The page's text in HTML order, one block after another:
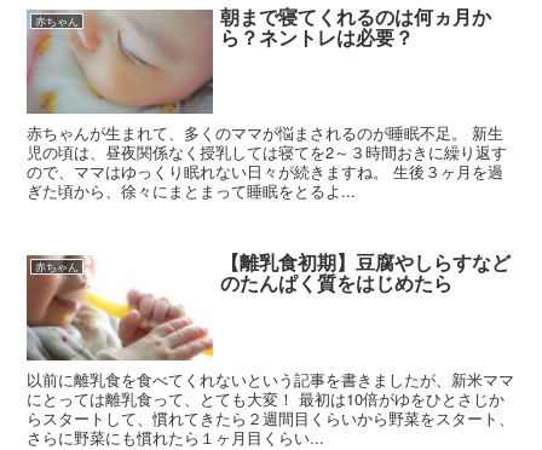
赤ちゃん 朝まで寝てくれるのは何ヵ月か
ら？ネントレは必要？
赤ちゃんが生まれて、多くのママが悩まされるのが睡眠不足。 新生
児の頃は、昼夜関係なく授乳しては寝てを2～３時間おきに繰り返す
ので、ママはゆっくり眠れない日々が続きますね。 生後３ヶ月を過
ぎた頃から、徐々にまとまって睡眠をとるよ...
赤ちゃん 【離乳食初期】豆腐やしらすなど
のたんぱく質をはじめたら
以前に離乳食を食べてくれないという記事を書きましたが、新米ママ
にとっては離乳食って、とても大変！ 最初は10倍がゆをひとさじか
らスタートして、慣れてきたら２週間目くらいから野菜をスタート、
さらに野菜にも慣れたら１ヶ月目くらい...